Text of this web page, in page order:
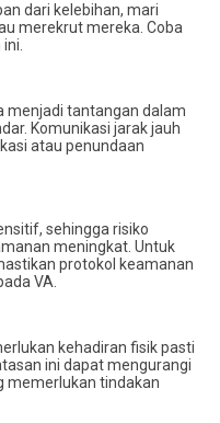
dari kelebihan, mari
merekrut mereka. Coba
menjadi tantangan dalam
Komunikasi jarak jauh
atau penundaan
sehingga risiko
meningkat. Untuk
protokol keamanan
VA.
kehadiran fisik pasti
ini dapat mengurangi
memerlukan tindakan